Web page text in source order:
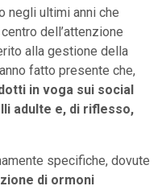
negli ultimi anni che
dell’attenzione
alla gestione della
fatto presente che,
in voga sui social
adulte e, di riflesso,
specifiche, dovute
di ormoni